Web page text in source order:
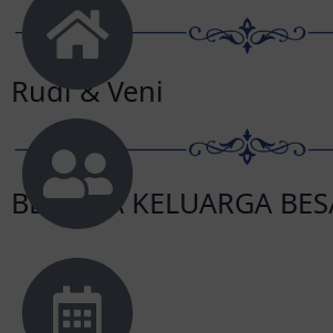
Rudi & Veni
BESERTA KELUARGA